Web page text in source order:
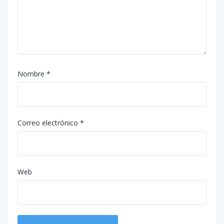
Nombre *
Correo electrónico *
Web